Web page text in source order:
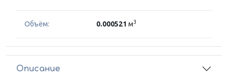
Объём: 0.000521 м3
Описание